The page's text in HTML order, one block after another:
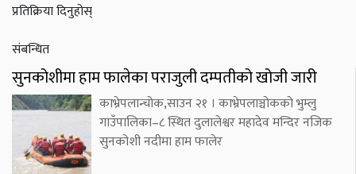
प्रतिक्रिया दिनुहोस्
संबन्धित
सुनकोशीमा हाम फालेका पराजुली दम्पतीको खोजी जारी
काभ्रेपलान्चोक,साउन २१ । काभ्रेपलाञ्चोकको भुम्लु
गाउँपालिका–८ स्थित दुलालेश्वर महादेव मन्दिर नजिक
सुनकोशी नदीमा हाम फालेर